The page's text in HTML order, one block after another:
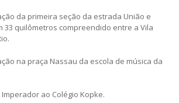
da primeira seção da estrada União e
33 quilômetros compreendido entre a Vila
na praça Nassau da escola de música da
Imperador ao Colégio Kopke.